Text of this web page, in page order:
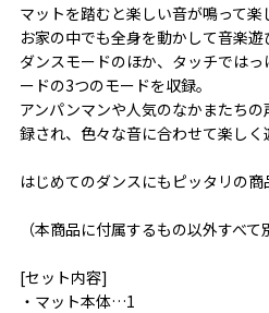
マットを踏むと楽しい音が鳴って楽
お家の中でも全身を動かして音楽遊
ダンスモードのほか、タッチでは
ードの3つのモードを収録。
アンパンマンや人気のなかまたち
録され、色々な音に合わせて楽しく
はじめてのダンスにもピッタリの商
（本商品に付属するもの以外すべて
[セット内容]
・マット本体…1